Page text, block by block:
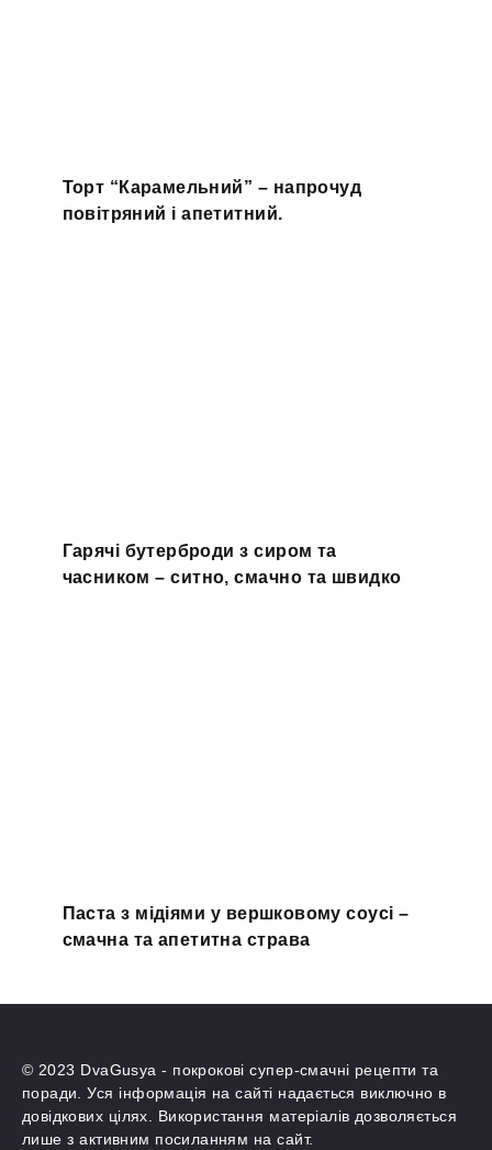
Торт “Карамельний” – напрочуд
повітряний і апетитний.
Гарячі бутерброди з сиром та
часником – ситно, смачно та швидко
Паста з мідіями у вершковому соусі –
смачна та апетитна страва
© 2023 DvaGusya - покрокові супер-смачні рецепти та
поради. Уся інформація на сайті надається виключно в
довідкових цілях. Використання матеріалів дозволяється
лише з активним посиланням на сайт.